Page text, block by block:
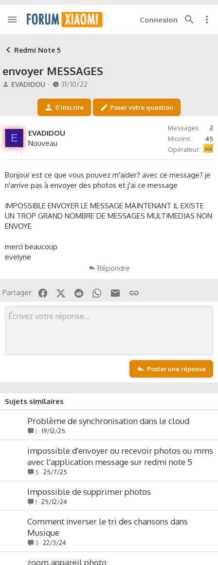
Connexion
Redmi Note 5
envoyer MESSAGES
A
r
d
e
l
d
i
c
u
s
o
n
EVADIDOU
D
e
e
b
t
31/10/22
S'inscrire Poser votre question
E
EVADIDOU
Nouveau
Messages
2
Micoins
45
Opérateur
Bonjour est ce que vous pouvez m'aider? avec ce message? je
n'arrive pas à envoyer des photos et j'ai ce message
IMPOSSIBLE ENVOYER LE MESSAGE MAINTENANT IL EXISTE
UN TROP GRAND NOMBRE DE MESSAGES MULTIMEDIAS NON
ENVOYE
merci beaucoup
evelyne
Répondre
Partager: FacebookX (Twitter)
Reddit WhatsApp
Email
Poster une réponse
Sujets similaires
Problème de synchronisation dans le cloud
1 19/12/25
impossible d'envoyer ou recevoir photos ou mms
avec l'application message sur redmi note 5
5 25/7/25
Impossible de supprimer photos
1 25/12/24
Comment inverser le tri des chansons dans
Musique
3 22/3/24
zoom appareil photo